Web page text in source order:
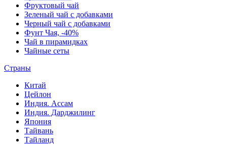
Фруктовый чай
Зеленый чай с добавками
Черный чай с добавками
Фунт Чая, -40%
Чай в пирамидках
Чайные сеты
Страны
Китай
Цейлон
Индия. Ассам
Индия. Дарджилинг
Япония
Тайвань
Тайланд